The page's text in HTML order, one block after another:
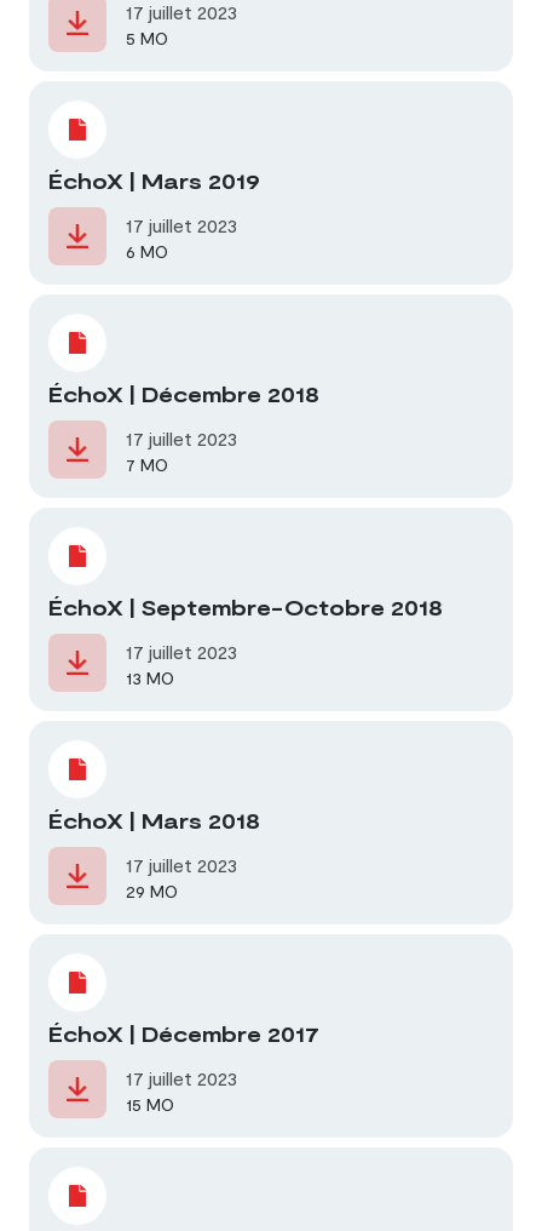
17 juillet 2023
5 MO
ÉchoX | Mars 2019
17 juillet 2023
6 MO
ÉchoX | Décembre 2018
17 juillet 2023
7 MO
ÉchoX | Septembre-Octobre 2018
17 juillet 2023
13 MO
ÉchoX | Mars 2018
17 juillet 2023
29 MO
ÉchoX | Décembre 2017
17 juillet 2023
15 MO